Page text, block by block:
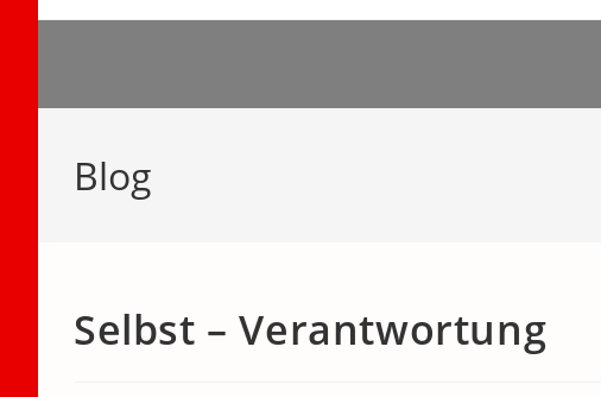
Blog
Selbst – Verantwortung